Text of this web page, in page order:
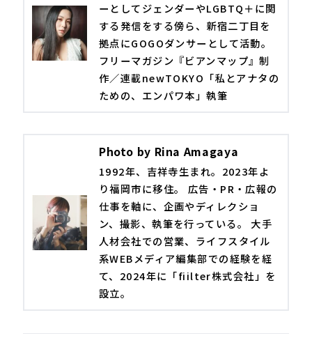
ーとしてジェンダーやLGBTQ＋に関
する発信をする傍ら、新宿二丁目を
拠点にGOGOダンサーとして活動。
フリーマガジン『ビアンマップ』制
作／連載newTOKYO「私とアナタの
ための、エンパワ本」執筆
Photo by Rina Amagaya
1992年、吉祥寺生まれ。2023年よ
り福岡市に移住。 広告・PR・広報の
仕事を軸に、企画やディレクショ
ン、撮影、執筆を行っている。 大手
人材会社での営業、ライフスタイル
系WEBメディア編集部での経験を経
て、2024年に「fiilter株式会社」を
設立。